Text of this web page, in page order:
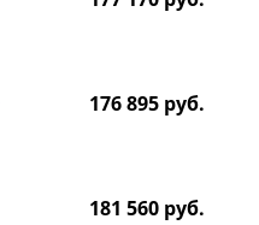
176 895 руб.
181 560 руб.